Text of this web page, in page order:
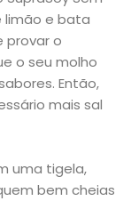
limão e bata
provar o
o seu molho
Então,
mais sal
uma tigela,
bem cheias